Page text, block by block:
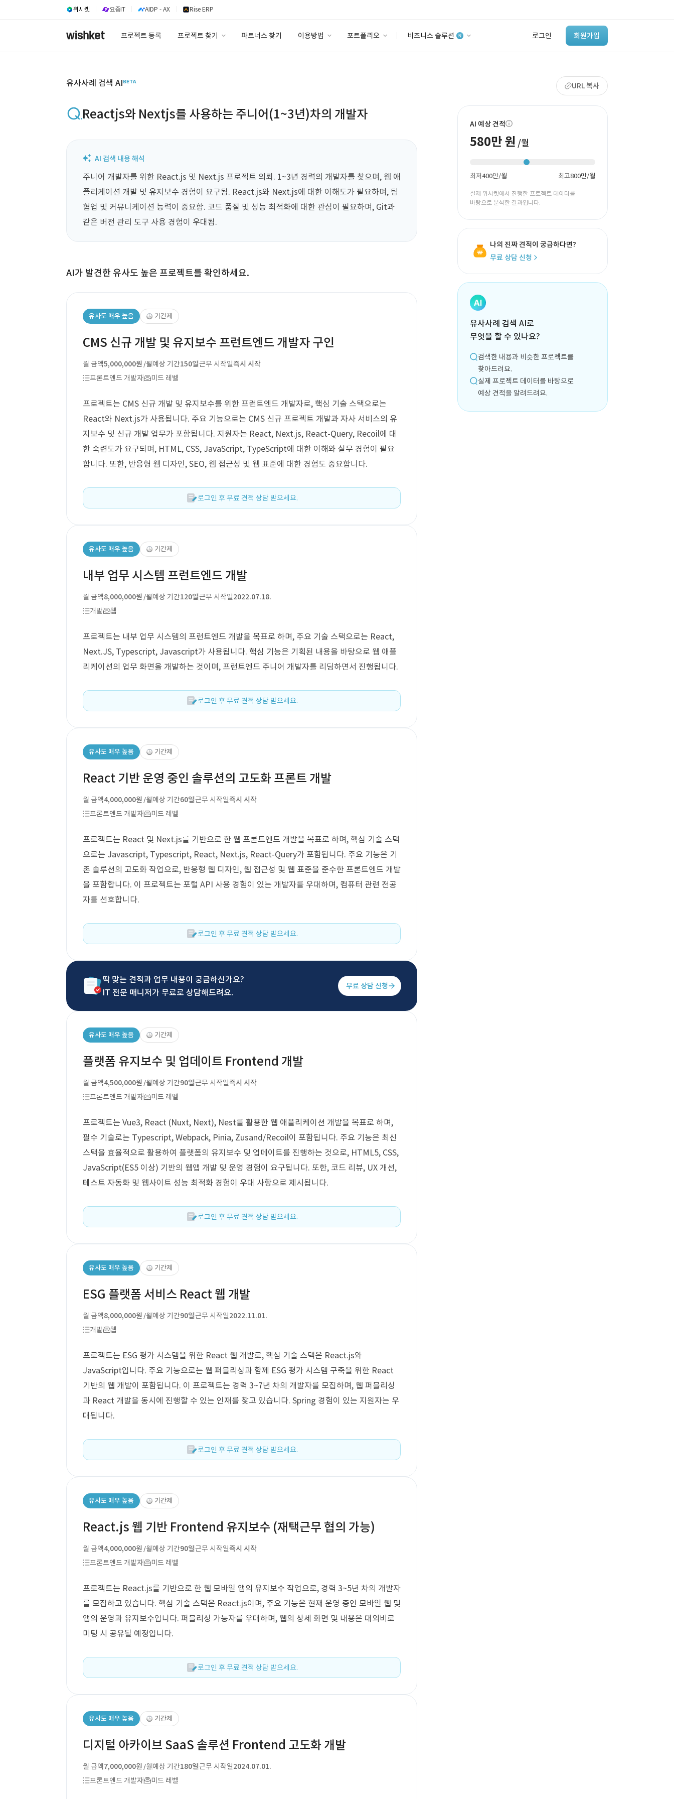
위시켓 요즘IT AIDP - AX Rise ERP
프로젝트 등록 프로젝트 찾기 파트너스 찾기 이용방법 포트폴리오 비즈니스 솔루션 로그인 회원가입
‘이런 거’ 만들어본
개발 회사 있어?
바로가기
유사사례 검색 AI URL 복사
Reactjs와 Nextjs를 사용하는 주니어(1~3년)차의 개발자
주니어 개발자를 위한 React.js 및 Next.js 프로젝트 의뢰. 1~3년 경력의 개발자를 찾으며, 웹 애
플리케이션 개발 및 유지보수 경험이 요구됨. React.js와 Next.js에 대한 이해도가 필요하며, 팀
협업 및 커뮤니케이션 능력이 중요함. 코드 품질 및 성능 최적화에 대한 관심이 필요하며, Git과
같은 버전 관리 도구 사용 경험이 우대됨.
AI가 발견한 유사도 높은 프로젝트를 확인하세요.
유사도 매우 높음 기간제
CMS 신규 개발 및 유지보수 프런트엔드 개발자 구인
월 금액5,000,000원 /월예상 기간150일근무 시작일즉시 시작
프론트엔드 개발자
미드 레벨
프로젝트는 CMS 신규 개발 및 유지보수를 위한 프런트엔드 개발자로, 핵심 기술 스택으로는
React와 Next.js가 사용됩니다. 주요 기능으로는 CMS 신규 프로젝트 개발과 자사 서비스의 유
지보수 및 신규 개발 업무가 포함됩니다. 지원자는 React, Next.js, React-Query, Recoil에 대
한 숙련도가 요구되며, HTML, CSS, JavaScript, TypeScript에 대한 이해와 실무 경험이 필요
합니다. 또한, 반응형 웹 디자인, SEO, 웹 접근성 및 웹 표준에 대한 경험도 중요합니다.
로그인 후 무료 견적 상담 받으세요.
유사도 매우 높음 기간제
내부 업무 시스템 프런트엔드 개발
월 금액8,000,000원 /월예상 기간120일근무 시작일2022.07.18.
개발
웹
프로젝트는 내부 업무 시스템의 프런트엔드 개발을 목표로 하며, 주요 기술 스택으로는 React,
Next.JS, Typescript, Javascript가 사용됩니다. 핵심 기능은 기획된 내용을 바탕으로 웹 애플
리케이션의 업무 화면을 개발하는 것이며, 프런트엔드 주니어 개발자를 리딩하면서 진행됩니다.
로그인 후 무료 견적 상담 받으세요.
유사도 매우 높음 기간제
React 기반 운영 중인 솔루션의 고도화 프론트 개발
월 금액4,000,000원 /월예상 기간60일근무 시작일즉시 시작
프론트엔드 개발자
미드 레벨
프로젝트는 React 및 Next.js를 기반으로 한 웹 프론트엔드 개발을 목표로 하며, 핵심 기술 스택
으로는 Javascript, Typescript, React, Next.js, React-Query가 포함됩니다. 주요 기능은 기
존 솔루션의 고도화 작업으로, 반응형 웹 디자인, 웹 접근성 및 웹 표준을 준수한 프론트엔드 개발
을 포함합니다. 이 프로젝트는 포털 API 사용 경험이 있는 개발자를 우대하며, 컴퓨터 관련 전공
자를 선호합니다.
로그인 후 무료 견적 상담 받으세요.
딱 맞는 견적과 업무 내용이 궁금하신가요?
IT 전문 매니저가 무료로 상담해드려요.
무료 상담 신청
유사도 매우 높음 기간제
플랫폼 유지보수 및 업데이트 Frontend 개발
월 금액4,500,000원 /월예상 기간90일근무 시작일즉시 시작
프론트엔드 개발자
미드 레벨
프로젝트는 Vue3, React (Nuxt, Next), Nest를 활용한 웹 애플리케이션 개발을 목표로 하며,
필수 기술로는 Typescript, Webpack, Pinia, Zusand/Recoil이 포함됩니다. 주요 기능은 최신
스택을 효율적으로 활용하여 플랫폼의 유지보수 및 업데이트를 진행하는 것으로, HTML5, CSS,
JavaScript(ES5 이상) 기반의 웹앱 개발 및 운영 경험이 요구됩니다. 또한, 코드 리뷰, UX 개선,
테스트 자동화 및 웹사이트 성능 최적화 경험이 우대 사항으로 제시됩니다.
로그인 후 무료 견적 상담 받으세요.
유사도 매우 높음 기간제
ESG 플랫폼 서비스 React 웹 개발
월 금액8,000,000원 /월예상 기간90일근무 시작일2022.11.01.
개발
웹
프로젝트는 ESG 평가 시스템을 위한 React 웹 개발로, 핵심 기술 스택은 React.js와
JavaScript입니다. 주요 기능으로는 웹 퍼블리싱과 함께 ESG 평가 시스템 구축을 위한 React
기반의 웹 개발이 포함됩니다. 이 프로젝트는 경력 3~7년 차의 개발자를 모집하며, 웹 퍼블리싱
과 React 개발을 동시에 진행할 수 있는 인재를 찾고 있습니다. Spring 경험이 있는 지원자는 우
대됩니다.
로그인 후 무료 견적 상담 받으세요.
유사도 매우 높음 기간제
React.js 웹 기반 Frontend 유지보수 (재택근무 협의 가능)
월 금액4,000,000원 /월예상 기간90일근무 시작일즉시 시작
프론트엔드 개발자
미드 레벨
프로젝트는 React.js를 기반으로 한 웹 모바일 앱의 유지보수 작업으로, 경력 3~5년 차의 개발자
를 모집하고 있습니다. 핵심 기술 스택은 React.js이며, 주요 기능은 현재 운영 중인 모바일 웹 및
앱의 운영과 유지보수입니다. 퍼블리싱 가능자를 우대하며, 웹의 상세 화면 및 내용은 대외비로
미팅 시 공유될 예정입니다.
로그인 후 무료 견적 상담 받으세요.
유사도 매우 높음 기간제
디지털 아카이브 SaaS 솔루션 Frontend 고도화 개발
월 금액7,000,000원 /월예상 기간180일근무 시작일2024.07.01.
프론트엔드 개발자
미드 레벨
AI 예상 견적
580만 원 /월
최저400만/월 최고800만/월
실제 위시켓에서 진행한 프로젝트 데이터를
바탕으로 분석한 결과입니다.
나의 진짜 견적이 궁금하다면?
무료 상담 신청
유사사례 검색 AI로
무엇을 할 수 있나요?
검색한 내용과 비슷한 프로젝트를
찾아드려요.
실제 프로젝트 데이터를 바탕으로
예상 견적을 알려드려요.